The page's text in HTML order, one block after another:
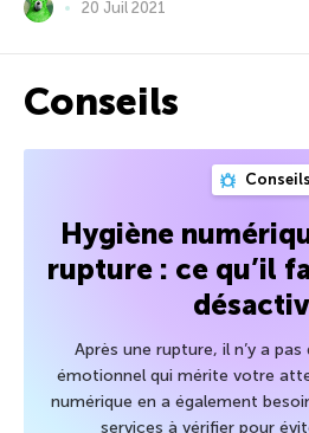
20 Juil 2021
Conseils
Conseils
Hygiène
rupture : ce qu’il
Après une rupture, il n’y a
émotionnel qui mérite votre
numérique en a également
services à vérifier pour